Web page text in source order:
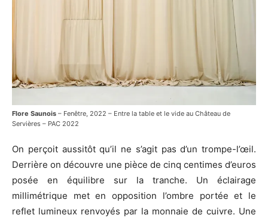
Flore Saunois – Fenêtre, 2022 – Entre la table et le vide au Château de
Servières – PAC 2022
On perçoit aussitôt qu’il ne s’agit pas d’un trompe-l’œil.
Derrière on découvre une pièce de cinq centimes d’euros
posée en équilibre sur la tranche. Un éclairage
millimétrique met en opposition l’ombre portée et le
reflet lumineux renvoyés par la monnaie de cuivre. Une